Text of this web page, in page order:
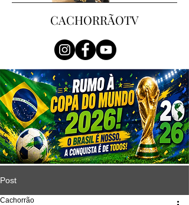
CACHORRÃOTV
Post
Cachorrão